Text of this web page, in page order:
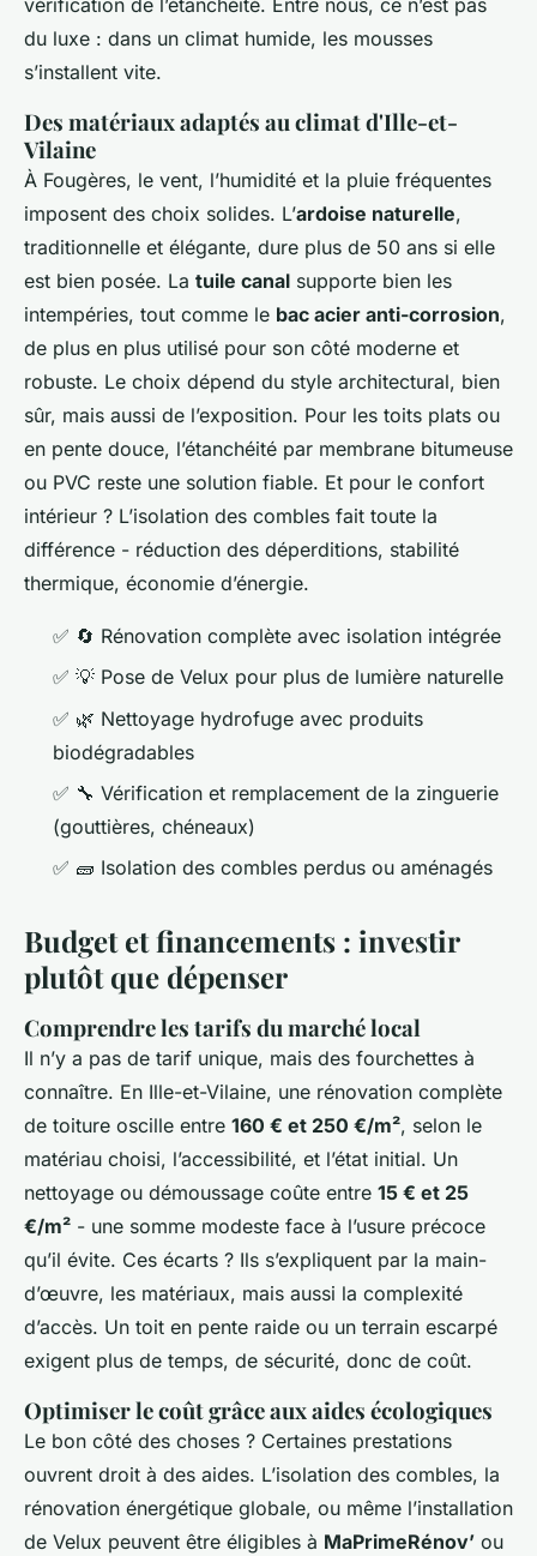
du luxe : dans un climat humide, les mousses
s’installent vite.
Des matériaux adaptés au climat d'Ille-et-
Vilaine
À Fougères, le vent, l’humidité et la pluie fréquentes
imposent des choix solides. L’ardoise naturelle,
traditionnelle et élégante, dure plus de 50 ans si elle
est bien posée. La tuile canal supporte bien les
intempéries, tout comme le bac acier anti-corrosion,
de plus en plus utilisé pour son côté moderne et
robuste. Le choix dépend du style architectural, bien
sûr, mais aussi de l’exposition. Pour les toits plats ou
en pente douce, l’étanchéité par membrane bitumeuse
ou PVC reste une solution fiable. Et pour le confort
intérieur ? L’isolation des combles fait toute la
différence - réduction des déperditions, stabilité
thermique, économie d’énergie.
✅ 🔄 Rénovation complète avec isolation intégrée
✅ 💡 Pose de Velux pour plus de lumière naturelle
✅ 🌿 Nettoyage hydrofuge avec produits
biodégradables
✅ 🔧 Vérification et remplacement de la zinguerie
(gouttières, chéneaux)
✅ 🧱 Isolation des combles perdus ou aménagés
Budget et financements : investir
plutôt que dépenser
Comprendre les tarifs du marché local
Il n’y a pas de tarif unique, mais des fourchettes à
connaître. En Ille-et-Vilaine, une rénovation complète
de toiture oscille entre 160 € et 250 €/m², selon le
matériau choisi, l’accessibilité, et l’état initial. Un
nettoyage ou démoussage coûte entre 15 € et 25
€/m² - une somme modeste face à l’usure précoce
qu’il évite. Ces écarts ? Ils s’expliquent par la main-
d’œuvre, les matériaux, mais aussi la complexité
d’accès. Un toit en pente raide ou un terrain escarpé
exigent plus de temps, de sécurité, donc de coût.
Optimiser le coût grâce aux aides écologiques
Le bon côté des choses ? Certaines prestations
ouvrent droit à des aides. L’isolation des combles, la
rénovation énergétique globale, ou même l’installation
de Velux peuvent être éligibles à MaPrimeRénov’ ou